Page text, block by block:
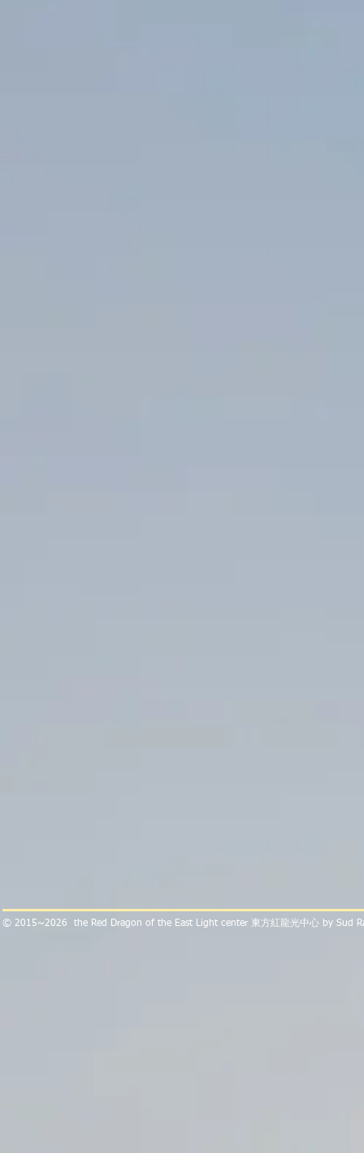
​© 2015~2026 the Red Dragon of the East Light center 東方紅龍光中心 by Sud